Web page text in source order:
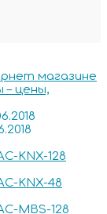
магазине
– цены,
KNX-128
KNX-48
MBS-128